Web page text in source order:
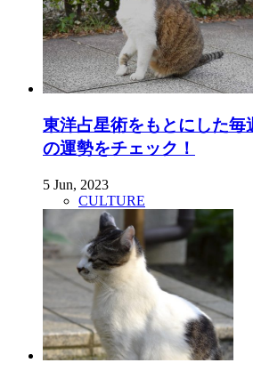
東洋占星術をもとにした毎
の運勢をチェック！
5 Jun, 2023
CULTURE